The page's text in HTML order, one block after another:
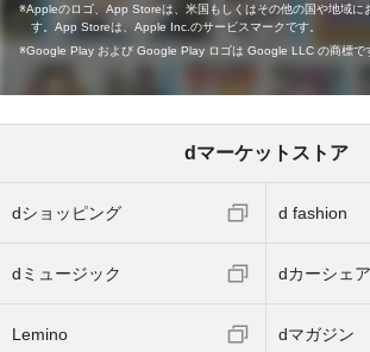
Appleのロゴ、App Storeは、米国もしくはその他の国や地域に
す。App Storeは、Apple Inc.のサービスマークです。
Google Play および Google Play ロゴは Google LLC の商標で
dマーケットストア
dショッピング d fashion
dミュージック dカーシェア
Lemino dマガジン